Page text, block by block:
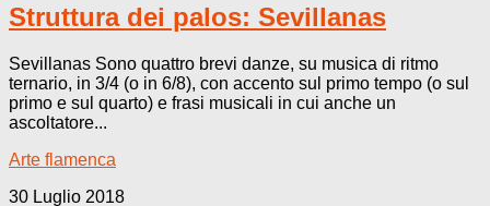
Struttura dei palos: Sevillanas
Sevillanas Sono quattro brevi danze, su musica di ritmo
ternario, in 3/4 (o in 6/8), con accento sul primo tempo (o sul
primo e sul quarto) e frasi musicali in cui anche un
ascoltatore...
Arte flamenca
30 Luglio 2018